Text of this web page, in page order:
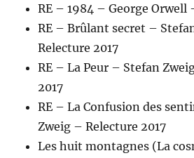
RE – 1984 – George Orwell
RE – Brûlant secret –
Relecture 2017
RE – La Peur – Stefan
2017
RE – La Confusion des
Zweig – Relecture 2017
Les huit montagnes (La